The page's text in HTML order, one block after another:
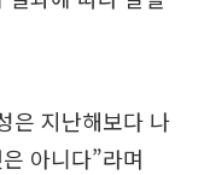
은 지난해보다 나
아니다”라며